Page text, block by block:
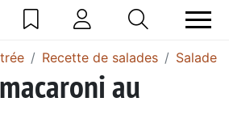
Recette de salades Salade
au